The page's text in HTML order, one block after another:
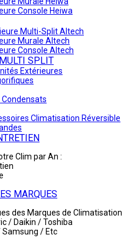
Console Heiwa
Multi-Split Altech
Murale Altech
Console Altech
SPLIT
Extérieures
Condensats
Climatisation Réversible
Clim par An :
MARQUES
des Marques de Climatisation
/ Daikin / Toshiba
Samsung / Etc